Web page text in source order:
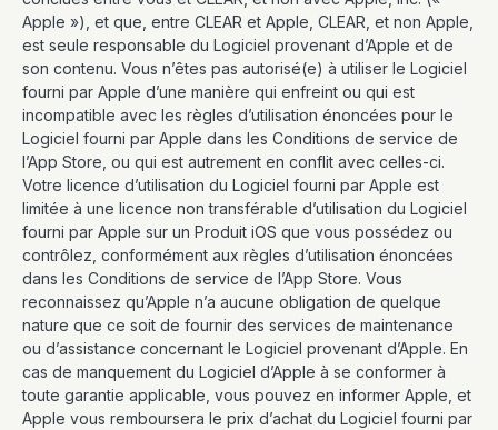
Apple »), et que, entre CLEAR et Apple, CLEAR, et non Apple,
est seule responsable du Logiciel provenant d’Apple et de
son contenu. Vous n’êtes pas autorisé(e) à utiliser le Logiciel
fourni par Apple d’une manière qui enfreint ou qui est
incompatible avec les règles d’utilisation énoncées pour le
Logiciel fourni par Apple dans les Conditions de service de
l’App Store, ou qui est autrement en conflit avec celles-ci.
Votre licence d’utilisation du Logiciel fourni par Apple est
limitée à une licence non transférable d’utilisation du Logiciel
fourni par Apple sur un Produit iOS que vous possédez ou
contrôlez, conformément aux règles d’utilisation énoncées
dans les Conditions de service de l’App Store. Vous
reconnaissez qu’Apple n’a aucune obligation de quelque
nature que ce soit de fournir des services de maintenance
ou d’assistance concernant le Logiciel provenant d’Apple. En
cas de manquement du Logiciel d’Apple à se conformer à
toute garantie applicable, vous pouvez en informer Apple, et
Apple vous remboursera le prix d’achat du Logiciel fourni par